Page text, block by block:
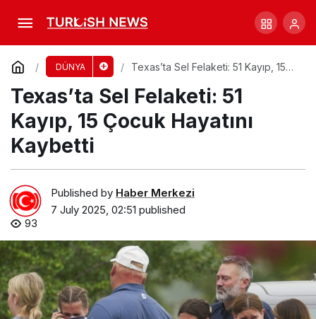
DÜNYA
Texas’ta Sel Felaketi: 51 Kayıp, 15
Texas’ta Sel Felaketi: 51
Kayıp, 15 Çocuk Hayatını
Kaybetti
Published by Haber Merkezi
7 July 2025, 02:51 published
93
Diddy’nin Mahkeme Süreci: Geçmişteki
Facianın Gölgesi
Comment Share